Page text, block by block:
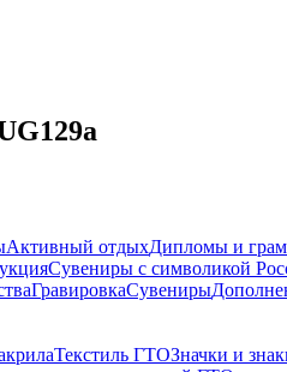
Активный отдыхДипломы и
Сувениры с символикой
ГравировкаСувениры
Текстиль ГТОЗначки и